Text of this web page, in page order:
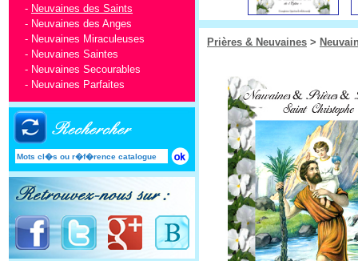
- Neuvaines des Saints
- Neuvaines des Anges
- Neuvaines Miraculeuses
- Neuvaines Saintes
- Neuvaines Secourables
- Neuvaines Parfaites
Prières & Neuvaines >